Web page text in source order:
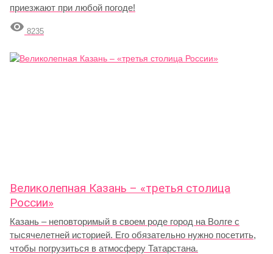
приезжают при любой погоде!
 8235
Великолепная Казань – «третья столица
России»
Казань – неповторимый в своем роде город на Волге с
тысячелетней историей. Его обязательно нужно посетить,
чтобы погрузиться в атмосферу Татарстана.